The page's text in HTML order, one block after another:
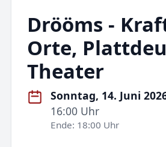
Drööms -
Orte,
Theater
Sonntag, 14. Juni
16:00 Uhr
Ende: 18:00 Uhr